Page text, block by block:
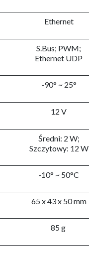
Ethernet
S.Bus; PWM;
Ethernet UDP
-90° ~ 25°
12 V
Średni: 2 W;
Szczytowy: 12 W
-10° ~ 50°C
65 x 43 x 50 mm
85 g